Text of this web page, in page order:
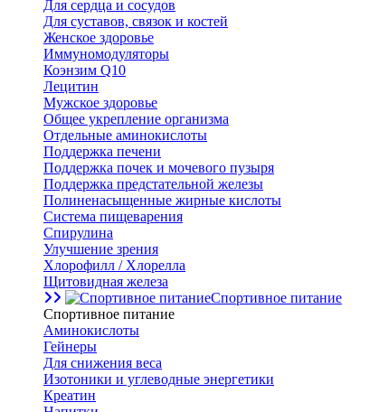
Для сердца и сосудов
Для суставов, связок и костей
Женское здоровье
Иммуномодуляторы
Коэнзим Q10
Лецитин
Мужское здоровье
Общее укрепление организма
Отдельные аминокислоты
Поддержка печени
Поддержка почек и мочевого пузыря
Поддержка предстательной железы
Полиненасыщенные жирные кислоты
Система пищеварения
Спирулина
Улучшение зрения
Хлорофилл / Хлорелла
Щитовидная железа
Спортивное питание
Спортивное питание
Аминокислоты
Гейнеры
Для снижения веса
Изотоники и углеводные энергетики
Креатин